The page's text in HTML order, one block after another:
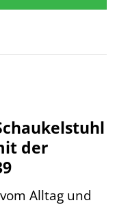
der
Alltag und